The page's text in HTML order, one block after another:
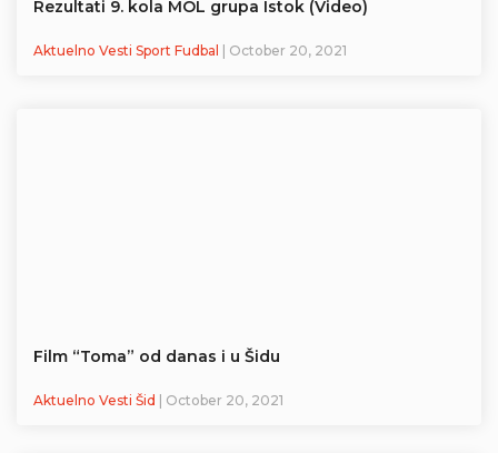
Rezultati 9. kola MOL grupa Istok (Video)
Aktuelno Vesti Sport Fudbal | October 20, 2021
Film “Toma” od danas i u Šidu
Aktuelno Vesti Šid | October 20, 2021